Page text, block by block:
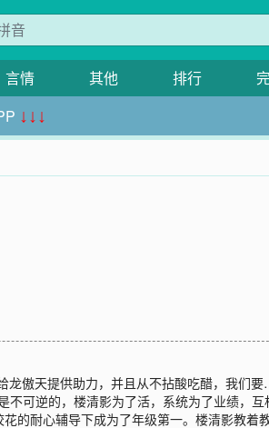
言情 其他 排行
↓↓↓
傲天提供助力，并且从不拈酸吃醋，我们
可逆的，楼清影为了活，系统为了业绩，互
的耐心辅导下成为了年级第一。楼清影教着